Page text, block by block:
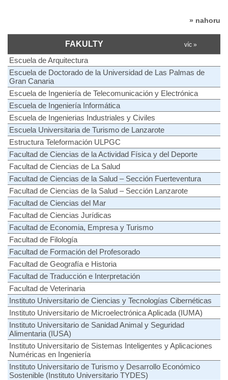
» nahoru
FAKULTY víc »
Escuela de Arquitectura
Escuela de Doctorado de la Universidad de Las Palmas de
Gran Canaria
Escuela de Ingeniería de Telecomunicación y Electrónica
Escuela de Ingeniería Informática
Escuela de Ingenierias Industriales y Civiles
Escuela Universitaria de Turismo de Lanzarote
Estructura Teleformación ULPGC
Facultad de Ciencias de la Actividad Física y del Deporte
Facultad de Ciencias de La Salud
Facultad de Ciencias de la Salud – Sección Fuerteventura
Facultad de Ciencias de la Salud – Sección Lanzarote
Facultad de Ciencias del Mar
Facultad de Ciencias Jurídicas
Facultad de Economia, Empresa y Turismo
Facultad de Filología
Facultad de Formación del Profesorado
Facultad de Geografía e Historia
Facultad de Traducción e Interpretación
Facultad de Veterinaria
Instituto Universitario de Ciencias y Tecnologías Cibernéticas
Instituto Universitario de Microelectrónica Aplicada (IUMA)
Instituto Universitario de Sanidad Animal y Seguridad
Alimentaria (IUSA)
Instituto Universitario de Sistemas Inteligentes y Aplicaciones
Numéricas en Ingeniería
Instituto Universitario de Turismo y Desarrollo Económico
Sostenible (Instituto Universitario TYDES)